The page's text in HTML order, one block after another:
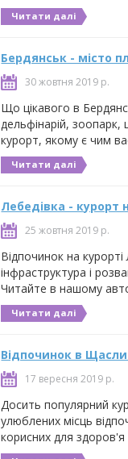
Читати далі
Бердянськ - місто
30 жовтня 2019 р.
Що цікавого в
дельфінарій, зоопарк,
курорт, якому є чим
Читати далі
Лебедівка - курорт
25 жовтня 2019 р.
Відпочинок на
інфраструктура і
Читайте в нашому
Читати далі
Відпочинок в
17 вересня 2019 р.
Досить популярний
улюблених місць
корисних для